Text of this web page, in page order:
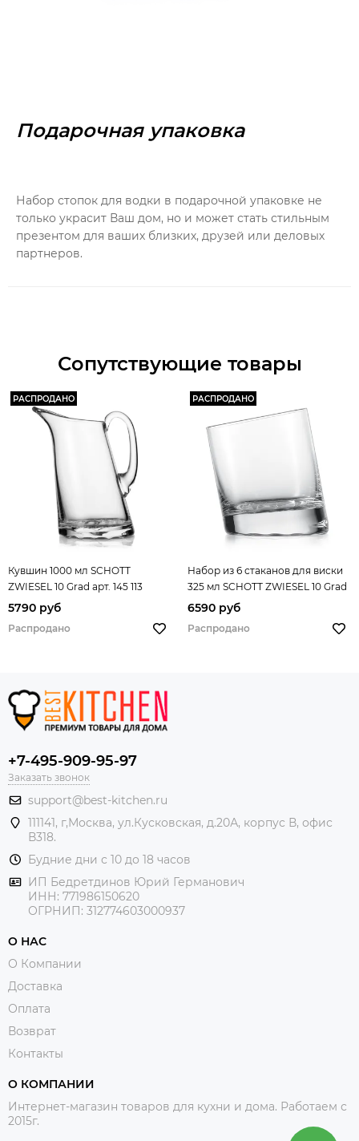
Подарочная упаковка
Набор стопок для водки в подарочной упаковке не
только украсит Ваш дом, но и может стать стильным
презентом для ваших близких, друзей или деловых
партнеров.
Сопутствующие товары
РАСПРОДАНО
Кувшин 1000 мл SCHOTT
ZWIESEL 10 Grad арт. 145 113
5790 руб
Распродано
РАСПРОДАНО
Набор из 6 стаканов для виски
325 мл SCHOTT ZWIESEL 10 Grad
арт. 145 063-6
6590 руб
Распродано
+7-495-909-95-97
Заказать звонок
support@best-kitchen.ru
111141, г,Москва, ул.Кусковская, д.20А, корпус В, офис
В318.
Будние дни с 10 до 18 часов
ИП Бедретдинов Юрий Германович
ИНН: 771986150620
ОГРНИП: 312774603000937
О НАС
О Компании
Доставка
Оплата
Возврат
Контакты
О КОМПАНИИ
Интернет-магазин товаров для кухни и дома. Работаем с
2015г.